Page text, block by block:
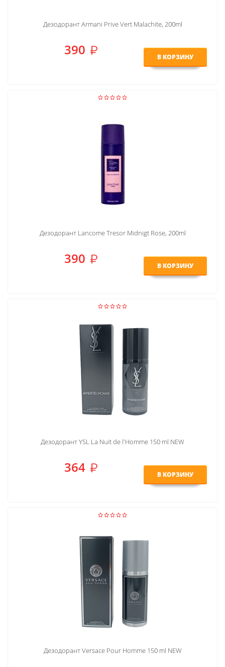
Дезодорант Armani Prive Vert Malachite, 200ml
390 В КОРЗИНУ
Дезодорант Lancome Tresor Midnigt Rose, 200ml
390 В КОРЗИНУ
Дезодорант YSL La Nuit de l'Homme 150 ml NEW
364 В КОРЗИНУ
Дезодорант Versace Pour Homme 150 ml NEW